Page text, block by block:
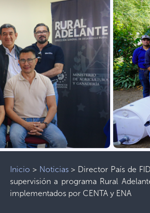
Inicio > Noticias> Director País de
supervisión a programa Rural
implementados por CENTA y ENA